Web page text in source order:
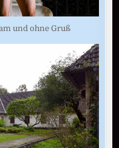
und ohne Gruß